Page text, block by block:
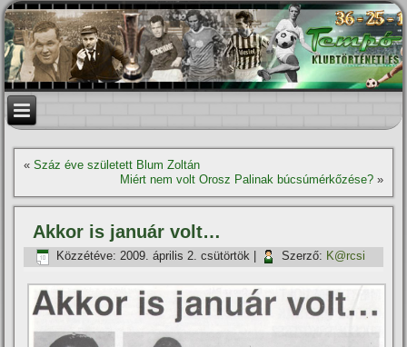
«Száz éve született Blum Zoltán
Miért nem volt Orosz Palinak búcsúmérkőzése?»
Akkor is január volt…
Közzétéve: 2009. április 2. csütörtök Szerző: K@rcsi